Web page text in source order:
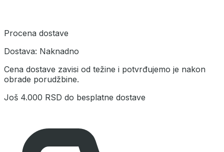
Procena dostave
Dostava: Naknadno
Cena dostave zavisi od težine i potvrđujemo je nakon
obrade porudžbine.
Još 4.000 RSD do besplatne dostave